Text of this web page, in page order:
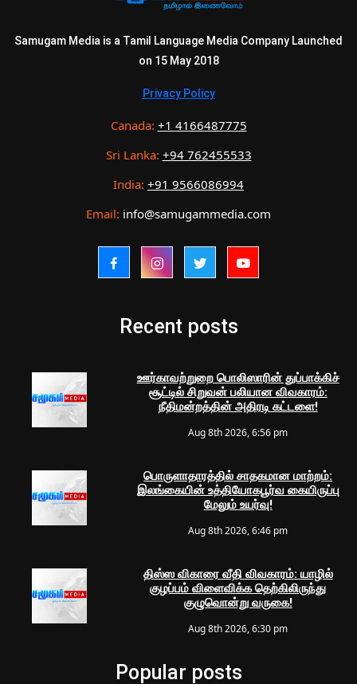
Samugam Media is a Tamil Language Media Company Launched
on 15 May 2018
Privacy Policy
Canada: +1 4166487775
Sri Lanka: +94 762455533
India: +91 9566086994
Email: info@samugammedia.com
Recent posts
ஊர்காவற்றுறை பொலிஸாரின் துப்பாக்கிச்
சூட்டில் சிறுவன் பலியான விவகாரம்:
நீதிமன்றத்தின் அதிரடி கட்டளை!
Aug 8th 2026, 6:56 pm
பொருளாதாரத்தில் சாதகமான மாற்றம்:
இலங்கையின் உத்தியோகபூர்வ கையிருப்பு
மேலும் உயர்வு!
Aug 8th 2026, 6:46 pm
திஸ்ஸ விகாரை வீதி விவகாரம்: யாழில்
குழப்பம் விளைவிக்க தெற்கிலிருந்து
குழுவொன்று வருகை!
Aug 8th 2026, 6:30 pm
Popular posts